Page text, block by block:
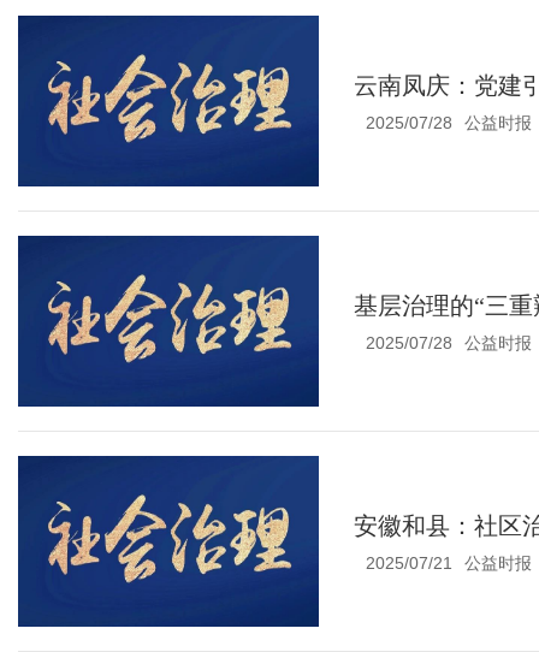
云南凤庆：党建
2025/07/28 公益时报
基层治理的“三重
2025/07/28 公益时报
安徽和县：社区
2025/07/21 公益时报